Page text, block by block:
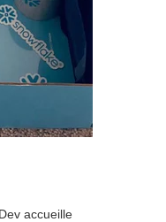
accueille